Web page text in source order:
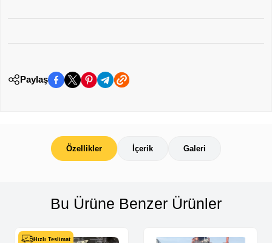
Paylaş
Özellikler İçerik Galeri
Bu Ürüne Benzer Ürünler
Hızlı Teslimat